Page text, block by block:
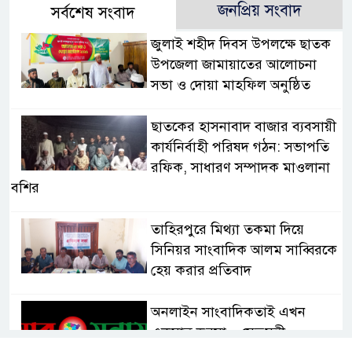
সর্বশেষ সংবাদ জনপ্রিয় সংবাদ
জুলাই শহীদ দিবস উপলক্ষে ছাতক
উপজেলা জামায়াতের আলোচনা
সভা ও দোয়া মাহফিল অনুষ্ঠিত
ছাতকের হাসনাবাদ বাজার ব্যবসায়ী
কার্যনির্বাহী পরিষদ গঠন: সভাপতি
রফিক, সাধারণ সম্পাদক মাওলানা
বশির
তাহিরপুরে মিথ্যা তকমা দিয়ে
সিনিয়র সাংবাদিক আলম সাব্বিরকে
হেয় করার প্রতিবাদ
অনলাইন সাংবাদিকতাই এখন
একমাত্র ভরসা – সেতুমন্ত্রী